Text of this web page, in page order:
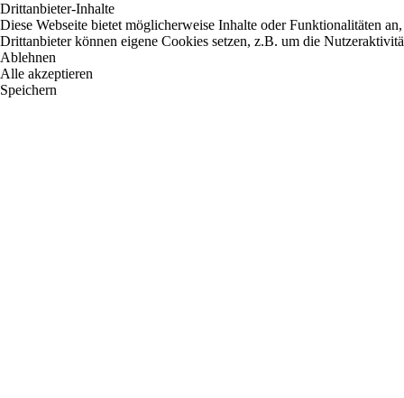
Drittanbieter-Inhalte
Diese Webseite bietet möglicherweise Inhalte oder Funktionalitäten
Drittanbieter können eigene Cookies setzen, z.B. um die
Ablehnen
Alle akzeptieren
Speichern